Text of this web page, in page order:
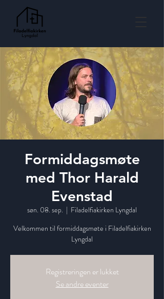
Formiddagsmøte
med Thor Harald
Evenstad
søn. 08. sep.
  |
Filadelfiakirken Lyngdal
Velkommen til formiddagsmøte i Filadelfiakirken
Lyngdal
Registreringen er lukket
Se andre eventer